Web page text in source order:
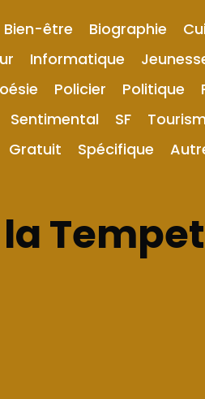
Bien-être Biographie
Informatique
Policier Politique
Sentimental SF
Gratuit Spécifique